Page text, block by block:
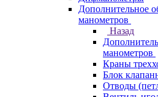
Дополнительное
манометров
Назад
манометров
Краны
Блок
Отводы